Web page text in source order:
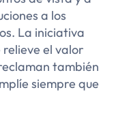
a los
La iniciativa
el valor
también
siempre que